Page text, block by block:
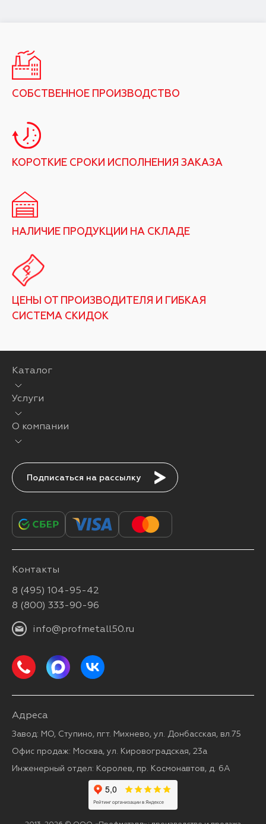
СОБСТВЕННОЕ ПРОИЗВОДСТВО
КОРОТКИЕ СРОКИ ИСПОЛНЕНИЯ ЗАКАЗА
НАЛИЧИЕ ПРОДУКЦИИ НА СКЛАДЕ
ЦЕНЫ ОТ ПРОИЗВОДИТЕЛЯ И ГИБКАЯ
СИСТЕМА СКИДОК
Каталог
Услуги
О компании
Подписаться
Контакты
8 (495) 104-95-42
8 (800) 333-90-96
info@profmetall50.ru
Адреса
Завод: МО, Ступино, пгт. Михнево, ул. Донбасская, вл.75
Офис продаж: Москва, ул. Кировоградская, 23а
Инженерный отдел: Королев, пр. Космонавтов, д. 6А